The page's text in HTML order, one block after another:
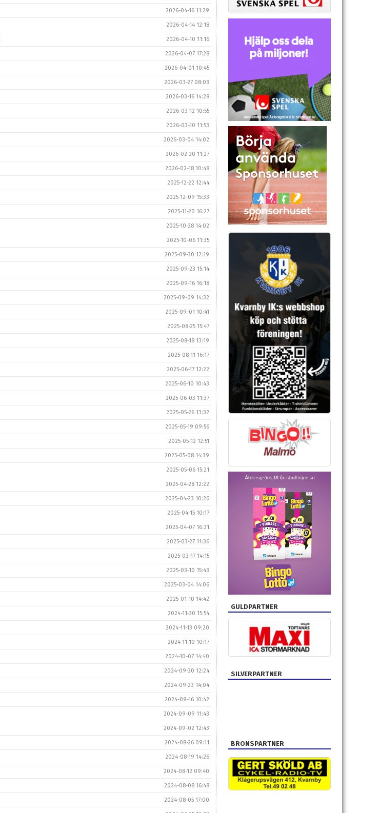
2026-04-16 11:29
2026-04-14 12:18
2026-04-10 11:16
2026-04-07 17:28
2026-04-01 10:45
2026-03-27 08:03
2026-03-16 14:28
2026-03-12 10:55
2026-03-10 11:53
2026-03-04 14:02
2026-02-20 11:27
2026-02-18 10:48
2025-12-22 12:44
2025-12-09 15:33
2025-11-20 16:27
2025-10-28 14:02
2025-10-06 11:35
2025-09-30 12:19
2025-09-23 15:14
2025-09-16 16:18
2025-09-09 14:32
2025-09-01 10:41
2025-08-25 15:47
2025-08-18 13:19
2025-08-11 16:17
2025-06-17 12:22
2025-06-10 10:43
2025-06-03 11:37
2025-05-26 13:32
2025-05-19 09:56
2025-05-12 12:51
2025-05-08 14:39
2025-05-06 15:21
2025-04-28 12:22
2025-04-23 10:26
2025-04-15 10:17
2025-04-07 16:31
2025-03-27 11:36
2025-03-17 14:15
2025-03-10 15:43
2025-03-04 14:06
2025-01-10 14:42
2024-11-30 15:54
2024-11-13 09:20
2024-11-10 10:17
2024-10-07 14:40
2024-09-30 12:24
2024-09-23 14:04
2024-09-16 10:42
2024-09-09 11:43
2024-09-02 12:43
2024-08-26 09:11
2024-08-19 14:26
2024-08-12 09:40
2024-08-08 16:48
2024-08-05 17:00
GULDPARTNER
SILVERPARTNER
BRONSPARTNER